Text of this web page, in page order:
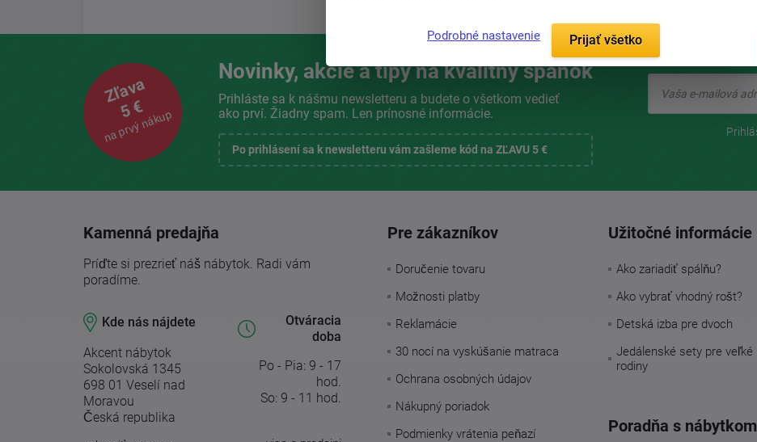
Zľava
5 €
na prvý nákup
Novinky, akcie a tipy na kvalitný spánok
Prihláste sa k nášmu newsletteru a budete o všetkom vedieť
ako prví. Žiadny spam. Len prínosné informácie.
Po prihlásení sa k newsletteru vám zašleme kód na ZĽAVU 5 €
Kamenná predajňa
Príďte si prezrieť náš nábytok. Radi vám
poradíme.
Kde nás nájdete
Akcent nábytok
Sokolovská 1345
698 01 Veselí nad
Moravou
Česká republika
Otváracia
doba
Po - Pia: 9 - 17
hod.
So: 9 - 11 hod.
Pre zákazníkov
Doručenie tovaru
Možnosti platby
Reklamácie
30 nocí na vyskúšanie matraca
Ochrana osobných údajov
Nákupný poriadok
Podmienky vrátenia peňazí
Užitočné informácie
Ako zariadiť spálňu?
Ako vybrať vhodný rošt?
Detská izba pre dvoch
Jedálenské sety pre veľké
rodiny
Poradňa s nábytkom
Podrobné nastavenie Prijať všetko